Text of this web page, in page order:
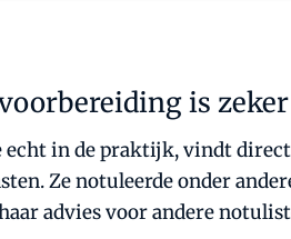
is
in de praktijk, vindt
Ze notuleerde onder
advies voor andere